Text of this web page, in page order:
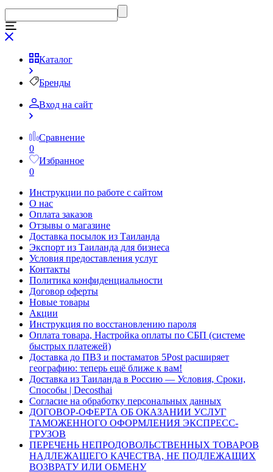
Каталог
Бренды
Вход на сайт
Сравнение
0
Избранное
0
Инструкции по работе с сайтом
О нас
Оплата заказов
Отзывы о магазине
Доставка посылок из Таиланда
Экспорт из Таиланда для бизнеса
Условия предоставления услуг
Контакты
Политика конфиденциальности
Договор оферты
Новые товары
Акции
Инструкция по восстановлению пароля
Оплата товара, Настройка оплаты по СБП (системе
быстрых платежей)
Доставка до ПВЗ и постаматов 5Post расширяет
географию: теперь ещё ближе к вам!
Доставка из Таиланда в Россию — Условия, Сроки,
Способы | Decosthai
Согласие на обработку персональных данных
ДОГОВОР-ОФЕРТА ОБ ОКАЗАНИИ УСЛУГ
ТАМОЖЕННОГО ОФОРМЛЕНИЯ ЭКСПРЕСС-
ГРУЗОВ
ПЕРЕЧЕНЬ НЕПРОДОВОЛЬСТВЕННЫХ ТОВАРОВ
НАДЛЕЖАЩЕГО КАЧЕСТВА, НЕ ПОДЛЕЖАЩИХ
ВОЗВРАТУ ИЛИ ОБМЕНУ